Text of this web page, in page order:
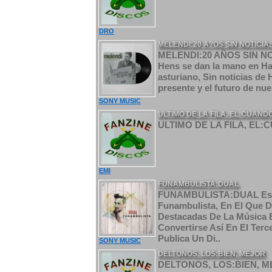
DRO
MELENDI:20 A?OS SIN
MELENDI:20 AÑOS SIN
Hens se dan la mano en
asturiano, Sin noticias de
presente y el futuro de
SONY MUSIC
ULTIMO DE LA FILA,
ULTIMO DE LA FILA,
EMI
FUNAMBULISTA:DUAL
FUNAMBULISTA:DUAL
Funambulista, En El Que
Destacadas De La Música
Convertirse Así En El
Publica Un Di..
SONY MUSIC
DELTONOS, LOS:BIEN, MEJOR
DELTONOS, LOS:BIEN,